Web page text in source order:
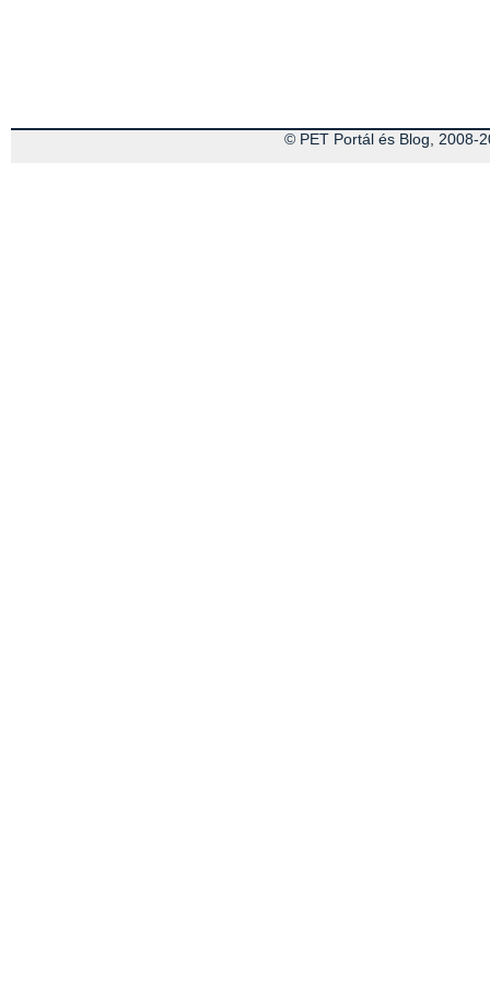
© PET Portál és Blog, 2008-